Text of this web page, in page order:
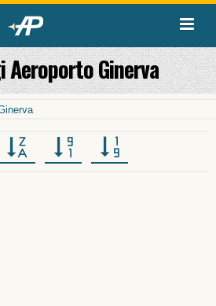
Aeroporto Ginerva